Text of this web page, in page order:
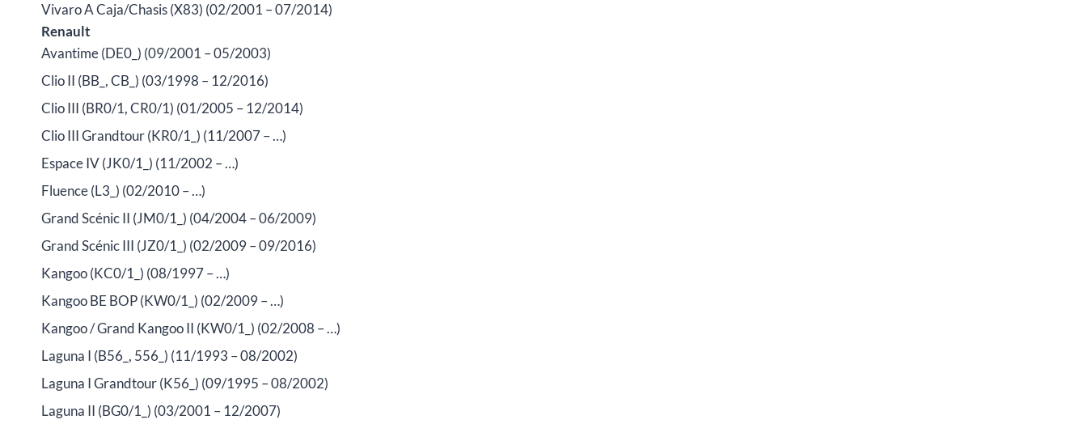
Vivaro A Caja/Chasis (X83) (02/2001 – 07/2014)
Renault
Avantime (DE0_) (09/2001 – 05/2003)
Clio II (BB_, CB_) (03/1998 – 12/2016)
Clio III (BR0/1, CR0/1) (01/2005 – 12/2014)
Clio III Grandtour (KR0/1_) (11/2007 – …)
Espace IV (JK0/1_) (11/2002 – …)
Fluence (L3_) (02/2010 – …)
Grand Scénic II (JM0/1_) (04/2004 – 06/2009)
Grand Scénic III (JZ0/1_) (02/2009 – 09/2016)
Kangoo (KC0/1_) (08/1997 – …)
Kangoo BE BOP (KW0/1_) (02/2009 – …)
Kangoo / Grand Kangoo II (KW0/1_) (02/2008 – …)
Laguna I (B56_, 556_) (11/1993 – 08/2002)
Laguna I Grandtour (K56_) (09/1995 – 08/2002)
Laguna II (BG0/1_) (03/2001 – 12/2007)